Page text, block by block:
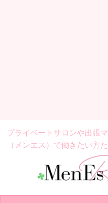
プライベートサロンや出張
（メンエス）で働きたい方